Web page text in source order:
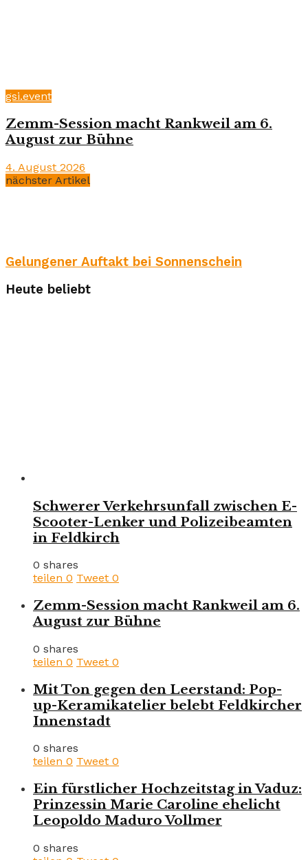
gsi.event
Zemm-Session macht Rankweil am 6.
August zur Bühne
4. August 2026
nächster Artikel
Gelungener Auftakt bei Sonnenschein
Heute beliebt
Schwerer Verkehrsunfall zwischen E-
Scooter-Lenker und Polizeibeamten
in Feldkirch
0 shares
teilen 0 Tweet 0
Zemm-Session macht Rankweil am 6.
August zur Bühne
0 shares
teilen 0 Tweet 0
Mit Ton gegen den Leerstand: Pop-
up-Keramikatelier belebt Feldkircher
Innenstadt
0 shares
teilen 0 Tweet 0
Ein fürstlicher Hochzeitstag in Vaduz:
Prinzessin Marie Caroline ehelicht
Leopoldo Maduro Vollmer
0 shares